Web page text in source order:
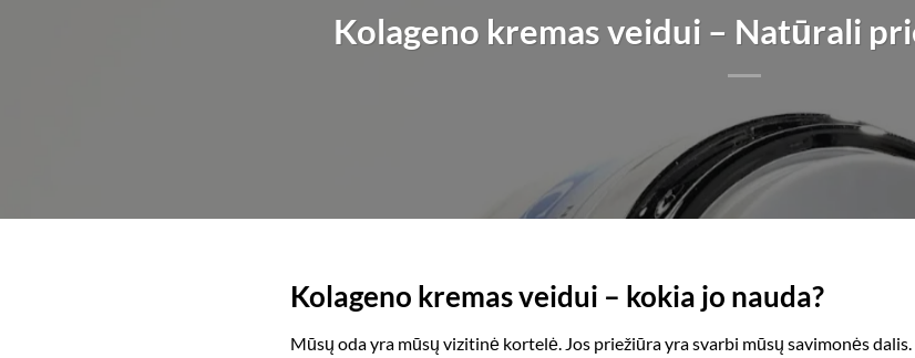
Kolageno kremas veidui – Natūrali
Kolageno kremas veidui – kokia jo nauda?
Mūsų oda yra mūsų vizitinė kortelė. Jos priežiūra yra svarbi mūsų savimonės dalis.